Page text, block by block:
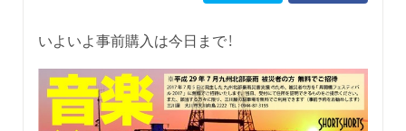
いよいよ事前購入は今日まで！